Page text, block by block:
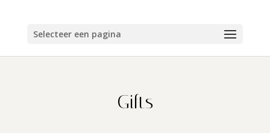
Selecteer een pagina
Gifts